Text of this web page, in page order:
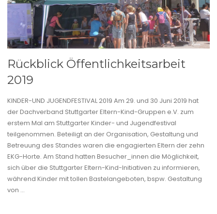
Rückblick Öffentlichkeitsarbeit
2019
KINDER-UND JUGENDFESTIVAL 2019 Am 29. und 30 Juni 2019 hat
der Dachverband Stuttgarter Eltern-Kind-Gruppen e.V. zum
erstem Mal am Stuttgarter Kinder- und Jugendfestival
teilgenommen. Beteiligt an der Organisation, Gestaltung und
Betreuung des Standes waren die engagierten Eltern der zehn
EKG-Horte. Am Stand hatten Besucher_innen die Möglichkeit,
sich über die Stuttgarter Eltern-Kind-Initiativen zu informieren,
während Kinder mit tollen Bastelangeboten, bspw. Gestaltung
von ...